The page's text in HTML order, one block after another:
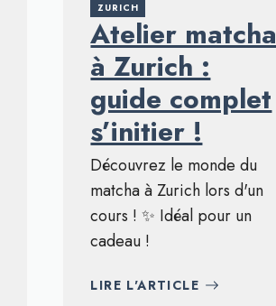
ZURICH
Atelier matcha
à Zurich :
guide complet
s’initier !
Découvrez le monde du
matcha à Zurich lors d'un
cours ! ✨ Idéal pour un
cadeau !
LIRE L'ARTICLE